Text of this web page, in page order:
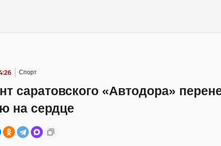
Спорт
саратовского «Автодора»
на сердце